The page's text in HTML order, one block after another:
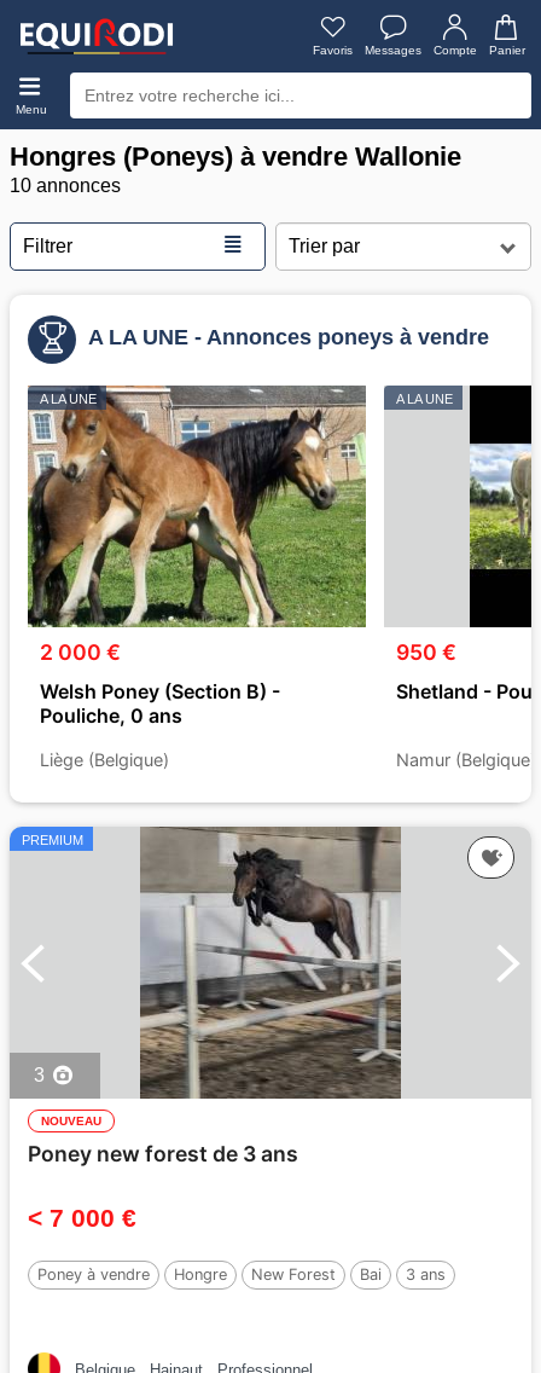
Favoris Messages Compte Panier
Menu
Hongres (Poneys) à vendre Wallonie
10 annonces
Filtrer ≣
A LA UNE - Annonces poneys à vendre
A LA UNE
2 000 €
Welsh Poney (Section B) -
Pouliche, 0 ans
Liège (Belgique)
A LA UNE
950 €
Shetland -
Namur (Belgique)
PREMIUM
3
NOUVEAU
Poney new forest de 3 ans
< 7 000 €
Poney à vendre Hongre New Forest Bai 3 ans